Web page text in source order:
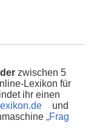
zwischen 5
Lexikon für
ihr einen
und
„Frag